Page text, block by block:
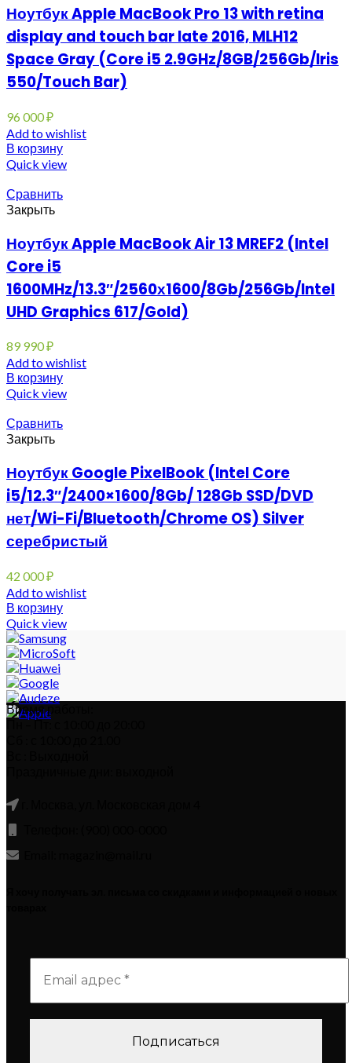
Ноутбук Apple MacBook Pro 13 with retina
display and touch bar late 2016, MLH12
Space Gray (Core i5 2.9GHz/8GB/256Gb/Iris
550/Touch Bar)
96 000₽
Add to wishlist
В корзину
Quick view
Сравнить
Закрыть
Ноутбук Apple MacBook Air 13 MREF2 (Intel
Core i5
1600MHz/13.3″/2560х1600/8Gb/256Gb/Intel
UHD Graphics 617/Gold)
89 990₽
Add to wishlist
В корзину
Quick view
Сравнить
Закрыть
Ноутбук Google PixelBook (Intel Core
i5/12.3″/2400×1600/8Gb/ 128Gb SSD/DVD
нет/Wi-Fi/Bluetooth/Chrome OS) Silver
серебристый
42 000₽
Add to wishlist
В корзину
Quick view
Время работы:
Пн – Пт: с 10:00 до 20:00